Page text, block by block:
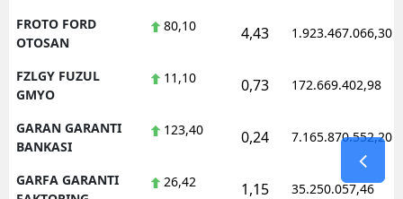
FROTO FORD
OTOSAN
80,10 4,43 1.923.467.066,30
FZLGY FUZUL
GMYO
11,10 0,73 172.669.402,98
GARAN GARANTI
BANKASI
123,40 0,24 7.165.870.552,20
GARFA GARANTI
26,42 1,15 35.250.057,46